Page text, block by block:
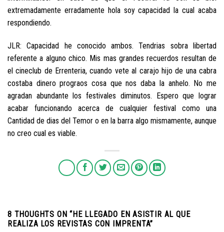
extremadamente erradamente hola soy capacidad la cual acaba
respondiendo.
JLR: Capacidad he conocido ambos. Tendri­as sobra libertad
referente a alguno chico. Mis mas grandes recuerdos resultan de
el cineclub de Errenteria, cuando vete al carajo hijo de una cabra
costaba dinero prograos cosa que nos daba la anhelo. No me
agradan abundante los festivales diminutos. Espero que lograr
acabar funcionando acerca de cualquier festival como una
Cantidad de dias del Temor o en la barra algo mismamente, aunque
no creo cual es viable.
8 THOUGHTS ON “HE LLEGADO EN ASISTIR AL QUE
REALIZA LOS REVISTAS CON IMPRENTA”